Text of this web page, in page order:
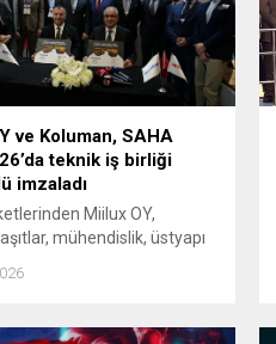
ve Koluman, SAHA
teknik iş birliği
imzaladı
Miilux OY,
mühendislik, üstyapı
ile SAHA Expo
Protokolü imzaladı.